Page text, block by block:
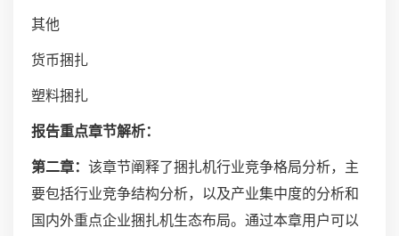
其他
货币捆扎
塑料捆扎
报告重点章节解析：
第二章： 该章节阐释了捆扎机行业竞争格局分析，主
要包括行业竞争结构分析，以及产业集中度的分析和
国内外重点企业捆扎机生态布局。通过本章用户可以